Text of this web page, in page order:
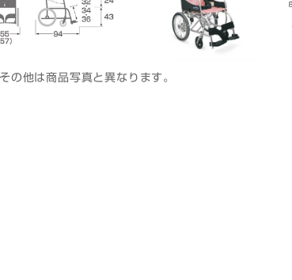
の他は商品写真と異なります。